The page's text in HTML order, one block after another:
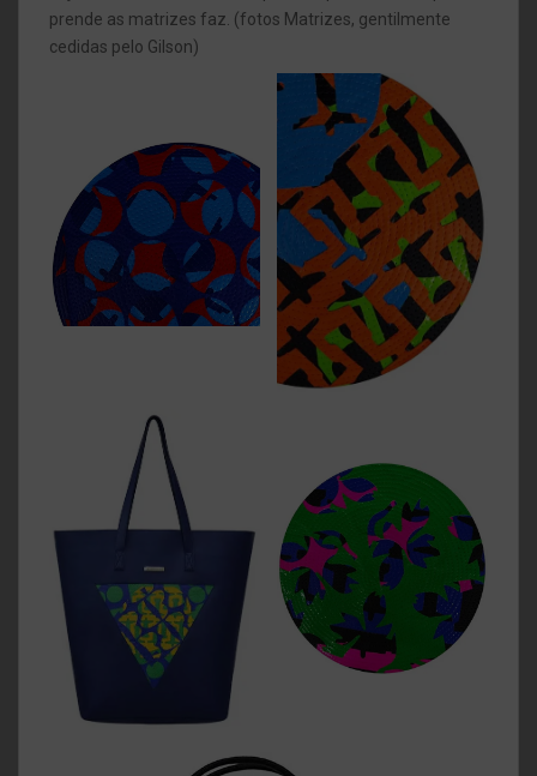
prende as matrizes faz. (fotos Matrizes, gentilmente
cedidas pelo Gilson)